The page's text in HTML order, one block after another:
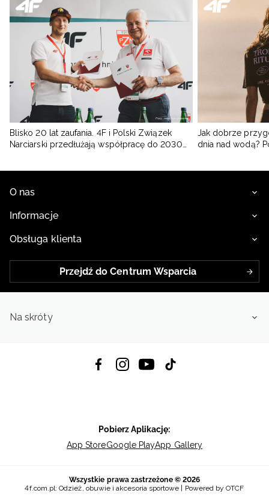
Blisko 20 lat zaufania. 4F i Polski Związek
Narciarski przedłużają współpracę do 2030
Jak dobrze
dnia nad wodą?
O nas
Informacje
Obsługa klienta
Przejdź do Centrum Wsparcia
Na skróty
Pobierz Aplikację:
App StoreGoogle PlayApp Gallery
Wszystkie prawa zastrzeżone © 2026
4f.com.pl: Odzież, obuwie i akcesoria sportowe | Powered by OTCF